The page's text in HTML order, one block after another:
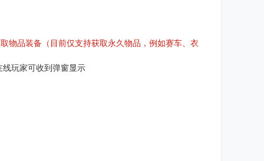
物品装备（目前仅支持获取永久物品，例如赛车、衣
玩家可收到弹窗显示